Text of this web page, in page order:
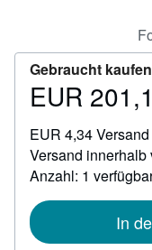
Gebraucht kaufen
Preis
201,10
EUR
EUR 4,34 Versand
Versand innerhalb
Anzahl: 1
In